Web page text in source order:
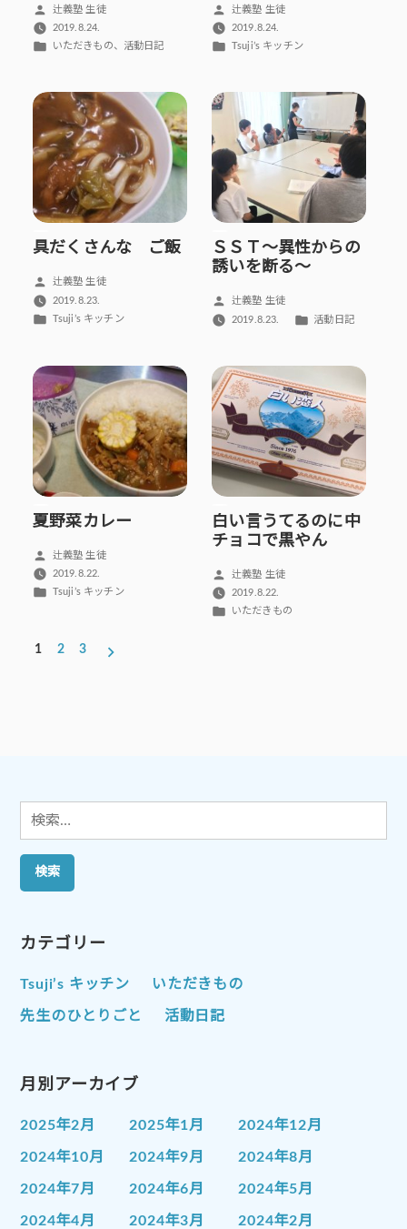
投
稿
者:
辻義塾 生徒
2019.8.24.
カ
リ
いただきもの、 活動日記
投
稿
者:
辻義塾 生徒
2019.8.24.
カ
リ
ー:
Tsuji’s キッチン
具だくさんな ご飯
投
稿
者:
辻義塾 生徒
2019.8.23.
カ
ー:
Tsuji’s キッチン
ＳＳＴ～異性からの
誘いを断る～
投
稿
辻義塾 生徒
2019.8.23.
カ
ー:
活動日記
夏野菜カレー
投
稿
者:
辻義塾 生徒
2019.8.22.
カ
リ
Tsuji’s キッチン
白い言うてるのに中
チョコで黒やん
投
稿
者:
辻義塾 生徒
2019.8.22.
カ
いただきもの
投
り
1 2 3
検
索:
カテゴリー
Tsuji’s キッチン いただきもの
先生のひとりごと 活動日記
月別アーカイブ
2025年2月 2025年1月 2024年12月
2024年10月 2024年9月 2024年8月
2024年7月 2024年6月 2024年5月
2024年4月 2024年3月 2024年2月